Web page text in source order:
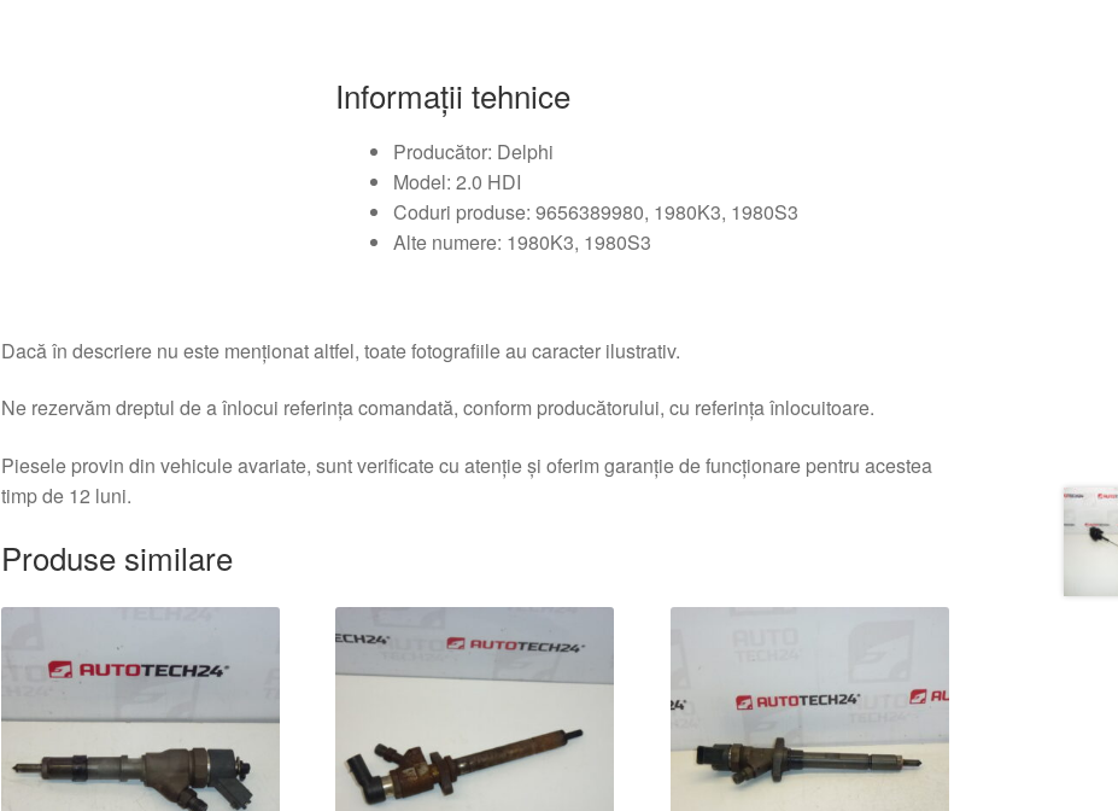
Informații tehnice
Producător: Delphi
Model: 2.0 HDI
Coduri produse: 9656389980, 1980K3, 1980S3
Alte numere: 1980K3, 1980S3
Dacă în descriere nu este menționat altfel, toate fotografiile au caracter ilustrativ.
Ne rezervăm dreptul de a înlocui referința comandată, conform producătorului, cu referința înlocuitoare.
Piesele provin din vehicule avariate, sunt verificate cu atenție și oferim garanție de funcționare pentru acestea
timp de 12 luni.
Produse similare